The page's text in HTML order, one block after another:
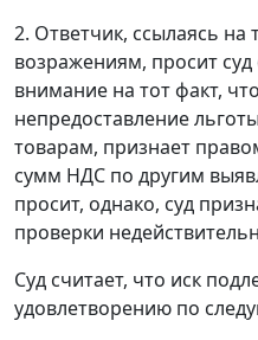
2. Ответчик, ссылаясь
возражениям, просит
внимание на тот факт,
непредоставление
товарам, признает
сумм НДС по другим
просит, однако, суд
проверки
Суд считает, что иск
удовлетворению по